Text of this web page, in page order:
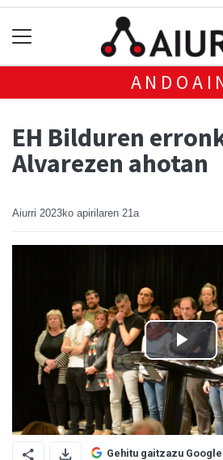
EH Bilduren
Alvarezen ahotan
Aiurri 2023ko apirilaren 21a
Gehitu gaitzazu